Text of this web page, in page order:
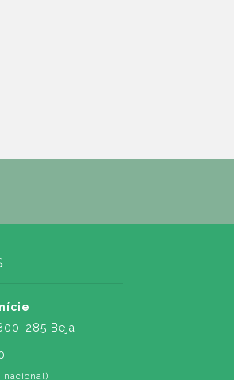
285 Beja
nacional)